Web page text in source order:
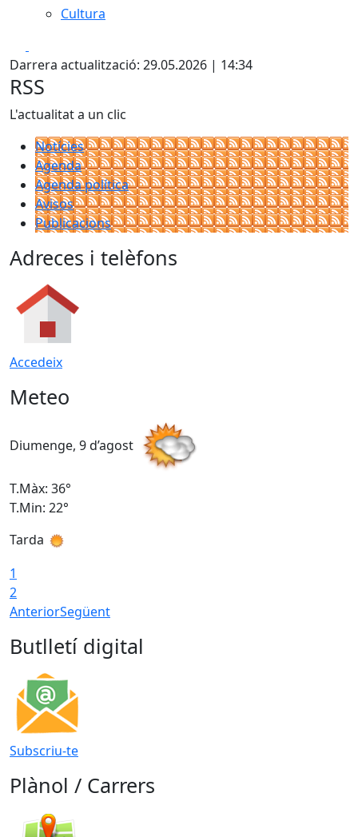
Cultura
Darrera actualització: 29.05.2026 | 14:34
RSS
L'actualitat a un clic
Notícies
Agenda
Agenda política
Avisos
Publicacions
Adreces i telèfons
Accedeix
Meteo
Diumenge, 9 d’agost
T.Màx: 36°
T.Min: 22°
Tarda
1
2
AnteriorSegüent
Butlletí digital
Subscriu-te
Plànol / Carrers